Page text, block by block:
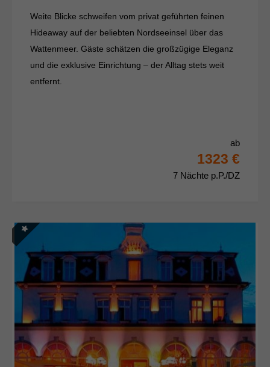
Weite Blicke schweifen vom privat geführten feinen
Hideaway auf der beliebten Nordseeinsel über das
Wattenmeer. Gäste schätzen die großzügige Eleganz
und die exklusive Einrichtung – der Alltag stets weit
entfernt.
ab
1323 €
7 Nächte p.P./DZ